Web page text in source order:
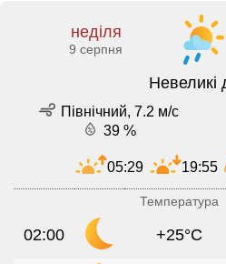
неділя
9 серпня
Невеликі
Північний, 7.2 м/с
39 %
05:29 19:55
Температура
02:00 +25°C